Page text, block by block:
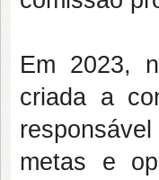
Em 2023,
criada a
metas e